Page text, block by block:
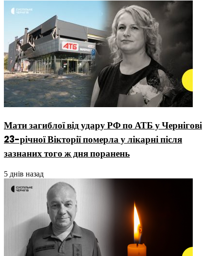
Мати загиблої від удару РФ по АТБ у Чернігові
23-річної Вікторії померла у лікарні після
зазнаних того ж дня поранень
5 днів назад